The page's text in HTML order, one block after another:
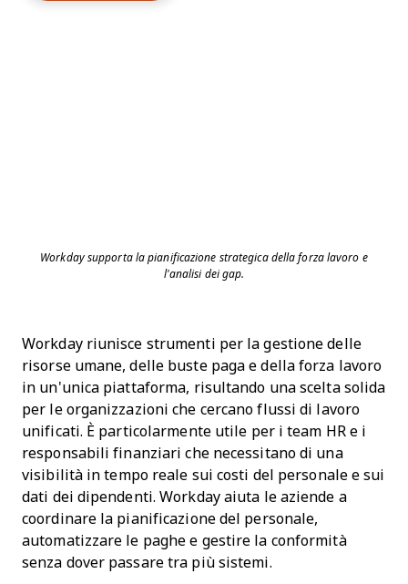
Workday supporta la pianificazione strategica della forza lavoro e
l'analisi dei gap.
Workday riunisce strumenti per la gestione delle
risorse umane, delle buste paga e della forza lavoro
in un'unica piattaforma, risultando una scelta solida
per le organizzazioni che cercano flussi di lavoro
unificati. È particolarmente utile per i team HR e i
responsabili finanziari che necessitano di una
visibilità in tempo reale sui costi del personale e sui
dati dei dipendenti. Workday aiuta le aziende a
coordinare la pianificazione del personale,
automatizzare le paghe e gestire la conformità
senza dover passare tra più sistemi.